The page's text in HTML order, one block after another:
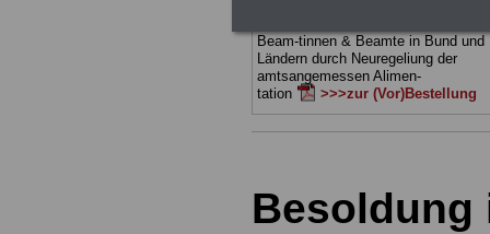
Beam-tinnen & Beamte in Bund und
Ländern durch Neuregeliung der
amtsangemessen Alimen-
tation
>>>zur (Vor)Bestellung
Besoldung